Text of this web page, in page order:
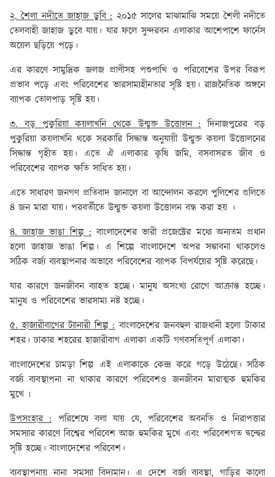
২. শৈলা নদীতে জাহাজ ডুবি :২০১৫ সালের মাঝামাঝি সময়ে শৈলী নদীতে
তেলবাহী জাহাজ ডুবে যায়। যার ফলে সুন্দরবন এলাকার আশেপাশে ফার্নেস
অয়েল ছড়িয়ে পড়ে।
এর কারণে সামুদ্রিক জলজ প্রাণীসহ পশুপাখি ও পরিবেশের উপর বিরূপ
প্রভাব পড়ে এবং পরিবেশের ভারসাম্যহীনতার সৃষ্টি হয়। রাজনৈতিক অঙ্গনে
ব্যাপক তোলপাড় সৃষ্টি হয়।
৩. বড় পুকুরিয়া কয়লাখনি থেকে উন্মুক্ত উত্তোলন :দিনাজপুরের বড়
পুকুরিয়া কয়লাখনি থকে সরকারি সিদ্ধান্ত অনুযায়ী উন্মুক্ত কয়লা উত্তোলনের
সিদ্ধান্ত গৃহীত হয়। এতে ঐ এলাকার কৃষি জমি, বসবাসরত জীব ও
পরিবেশের ব্যাপক ক্ষতি সাধিত হয়।
এতে সাধারণ জনগণ প্রতিবাদ জানালে বা আন্দোলন করলে পুলিশের গুলিতে
৪ জন মারা যায়। পরবর্তীতে উন্মুক্ত কয়লা উত্তোলন বন্ধ করা হয় ।
৪. জাহাজ ভাঙা শিল্প :বাংলাদেশের ভারী প্রজেক্টের মধ্যে অন্যতম প্রধান
হলো জাহাজ ভাঙা শিল্প। এ শিল্পে বাংলাদেশে অপর সম্ভাবনা থাকলেও
সঠিক বর্জ্য ব্যবস্থাপনার অভাবে পরিবেশের ব্যাপক বিপর্যয়ের সৃষ্টি করেছে।
যার কারণে জনজীবন ব্যাহত হচ্ছে। মানুষ অসংখ্য রোগে আক্রান্ত হচ্ছে।
মানুষ ও পরিবেশের ভারসাম্য নষ্ট হচ্ছে।
৫. হাজারীবাগের ট্যানারী শিল্প :বাংলাদেশের জনবহুল রাজধানী হলো টাকার
শহর। ঢাকার শহরের হাজারীবাগ এলাকা একটি গণবসতিপূর্ণ এলাকা।
বাংলাদেশের চামড়া শিল্প এই এলাকাকে কেন্দ্র করে গড়ে উঠেছে। সঠিক
বর্জ্য ব্যবস্থাপনা না থাকার কারণে পরিবেশও জনজীবন মারাত্মক হুমকির
মুখে ৷
উপসংহার :পরিশেষে বলা যায় যে, পরিবেশের অবনতি ও নিরাপত্তার
সমস্যার কারণে বিশ্বের পরিবেশ আজ হুমকির মুখে এবং পরিবেশগত দ্বন্দ্বের
সৃষ্টি হচ্ছে। বাংলাদেশের পরিবেশ।
ব্যবস্থাপনায় নানা সমস্যা বিদ্যমান। এ দেশে বর্জ্য ব্যবস্থা, গাড়ির কালো